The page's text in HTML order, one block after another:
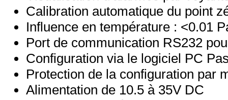
Calibration automatique du point
Influence en température : <0.01
Port de communication RS232
Configuration via le logiciel PC
Protection de la configuration par
Alimentation de 10.5 à 35V DC